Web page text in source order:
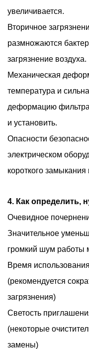
увеличивается.
Вторичное
размножаются
загрязнение воздуха.
Механическая
температура и
деформацию фильтра,
и установить.
Опасности
электрическом
короткого замыкания
4. Как определить,
Очевидное
Значительное
громкий шум
Время
(рекомендуется
загрязнения)
Светость
(некоторые
замены)